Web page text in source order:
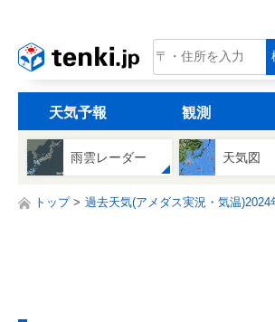
tenki.jp
天気予報 観測
雨雲レーダー 天気図
トップ 過去天気(アメダス実況・気温)2024